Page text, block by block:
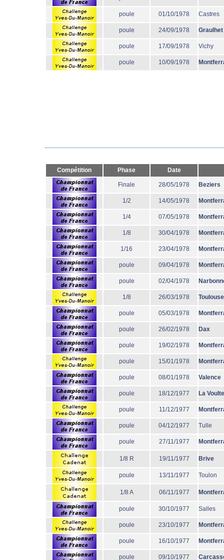
poule 01/10/1978 Castres
poule 24/09/1978 Graulhet
poule 17/09/1978 Vichy
poule 10/09/1978
Compétition Phase Date
Finale 28/05/1978 Beziers
1/2 14/05/1978
1/4 07/05/1978
1/8 30/04/1978
1/16 23/04/1978
poule 09/04/1978
poule 02/04/1978
1/8 26/03/1978 Toulouse
poule 05/03/1978
poule 26/02/1978 Dax
poule 19/02/1978
poule 15/01/1978
poule 08/01/1978 Valence
poule 18/12/1977 La Voulte
poule 11/12/1977
poule 04/12/1977 Tulle
poule 27/11/1977
1/8 R 19/11/1977 Brive
poule 13/11/1977 Toulon
1/8 A 06/11/1977
poule 30/10/1977 Salles
poule 23/10/1977
poule 16/10/1977
poule 09/10/1977